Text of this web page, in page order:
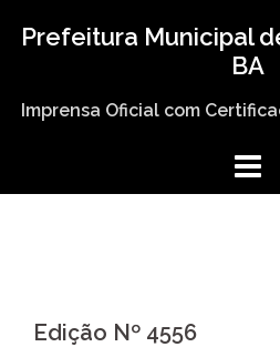
Prefeitura Municipal
BA
Imprensa Oficial com
Edição Nº 4556